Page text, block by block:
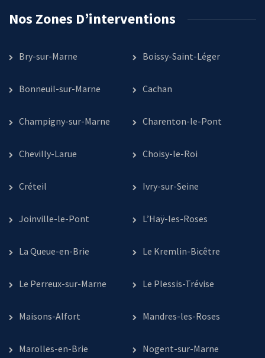
Nos Zones D’interventions
Bry-sur-Marne Boissy-Saint-Léger
Bonneuil-sur-Marne Cachan
Champigny-sur-Marne Charenton-le-Pont
Chevilly-Larue Choisy-le-Roi
Créteil Ivry-sur-Seine
Joinville-le-Pont L’Haÿ-les-Roses
La Queue-en-Brie Le Kremlin-Bicêtre
Le Perreux-sur-Marne Le Plessis-Trévise
Maisons-Alfort Mandres-les-Roses
Marolles-en-Brie Nogent-sur-Marne